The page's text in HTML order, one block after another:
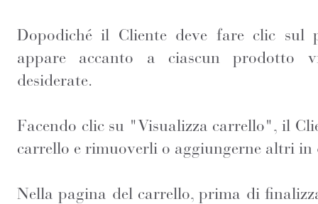
Dopodiché il Cliente deve fare clic sul
appare accanto a ciascun prodotto
desiderate.
Facendo clic su "Visualizza carrello", il
carrello e rimuoverli o aggiungerne altri in
Nella pagina del carrello, prima di